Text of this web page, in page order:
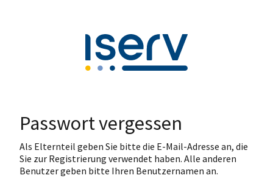
Passwort vergessen
Als Elternteil geben Sie bitte die E-Mail-Adresse an, die
Sie zur Registrierung verwendet haben. Alle anderen
Benutzer geben bitte Ihren Benutzernamen an.